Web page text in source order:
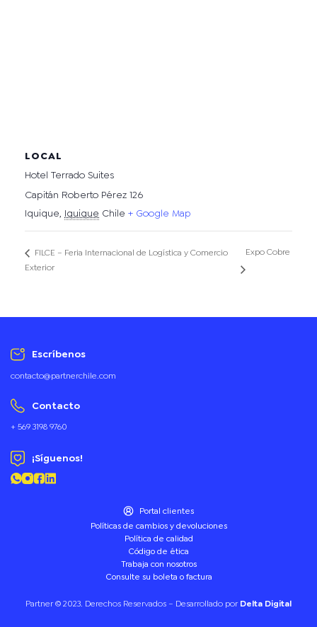
LOCAL
Hotel Terrado Suites
Capitán Roberto Pérez 126
Iquique, Iquique Chile + Google Map
FILCE – Feria Internacional de Logística y Comercio
Exterior
Expo Cobre
Escríbenos
contacto@partnerchile.com
Contacto
+ 569 3198 9760
¡Síguenos!
Portal clientes
Políticas de cambios y devoluciones
Política de calidad
Código de ética
Trabaja con nosotros
Consulte su boleta o factura
Partner © 2023. Derechos Reservados – Desarrollado porDelta Digital